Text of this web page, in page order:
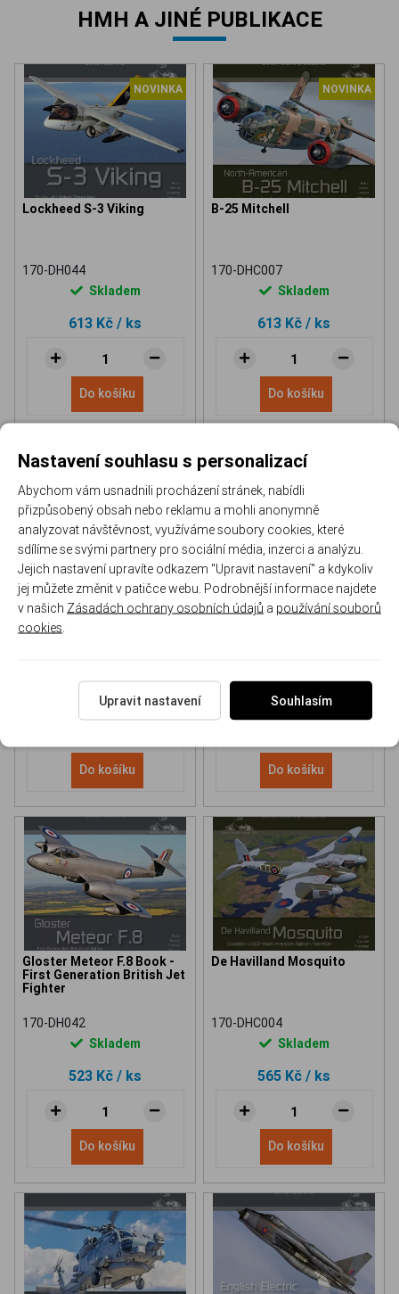
HMH A JINÉ PUBLIKACE
NOVINKA
Lockheed S-3 Viking
170-DH044
Skladem
613 Kč / ks
Do košíku
NOVINKA
B-25 Mitchell
170-DHC007
Skladem
613 Kč / ks
Do košíku
NH 90 helicopter Book
613 Kč/ ks
Do košíku
P-51D Mustang Book
565 Kč/ ks
Do košíku
Gloster Meteor F.8 Book -
First Generation British Jet
Fighter
170-DH042
Skladem
523 Kč / ks
Do košíku
De Havilland Mosquito
170-DHC004
Skladem
565 Kč / ks
Do košíku
Nastavení souhlasu s personalizací
Abychom vám usnadnili procházení stránek, nabídli
přizpůsobený obsah nebo reklamu a mohli anonymně
analyzovat návštěvnost, využíváme soubory cookies, které
sdílíme se svými partnery pro sociální média, inzerci a analýzu.
Jejich nastavení upravíte odkazem "Upravit nastavení" a kdykoliv
jej můžete změnit v patičce webu. Podrobnější informace najdete
v našich Zásadách ochrany osobních údajů a používání souborů
cookies
Upravit nastavení Souhlasím